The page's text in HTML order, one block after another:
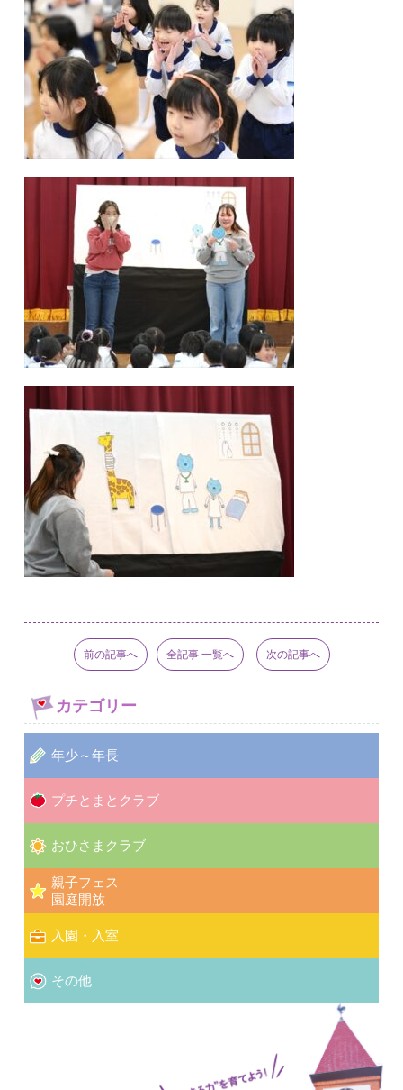
前の記事へ 全記事 一覧へ 次の記事へ
カテゴリー
年少～年長
プチとまとクラブ
おひさまクラブ
親子フェス
園庭開放
入園・入室
その他